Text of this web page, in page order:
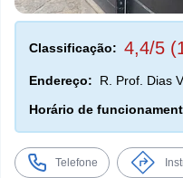
Classificação: 4,4/5
Endereço:
R. Prof. Dias
Horário de
Telefone